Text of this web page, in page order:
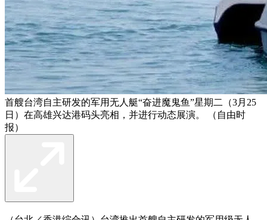
首艘台湾自主研发的军用无人艇“奋进魔鬼鱼”星期二（3月25
日）在高雄兴达港码头亮相，并进行动态展演。 （自由时
报）